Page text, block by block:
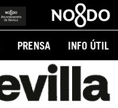
PRENSA INFO ÚTIL